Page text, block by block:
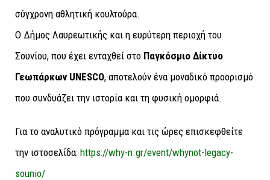
σύγχρονη αθλητική κουλτούρα.
Ο Δήμος Λαυρεωτικής και η ευρύτερη περιοχή του
Σουνίου, που έχει ενταχθεί στο Παγκόσμιο Δίκτυο
Γεωπάρκων UNESCO, αποτελούν ένα μοναδικό προορισμό
που συνδυάζει την ιστορία και τη φυσική ομορφιά.
Για το αναλυτικό πρόγραμμα και τις ώρες επισκεφθείτε
την ιστοσελίδα: https://why-n.gr/event/whynot-legacy-
sounio/